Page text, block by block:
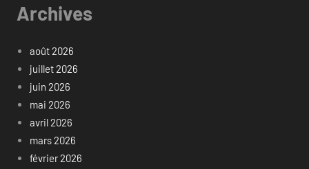
Archives
août 2026
juillet 2026
juin 2026
mai 2026
avril 2026
mars 2026
février 2026